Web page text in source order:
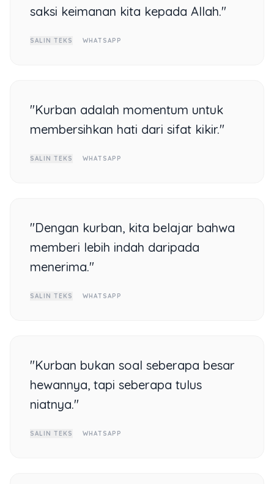
saksi keimanan kita kepada Allah."
SALIN TEKS WHATSAPP
"Kurban adalah momentum untuk
membersihkan hati dari sifat kikir."
SALIN TEKS WHATSAPP
"Dengan kurban, kita belajar bahwa
memberi lebih indah daripada
menerima."
SALIN TEKS WHATSAPP
"Kurban bukan soal seberapa besar
hewannya, tapi seberapa tulus
niatnya."
SALIN TEKS WHATSAPP